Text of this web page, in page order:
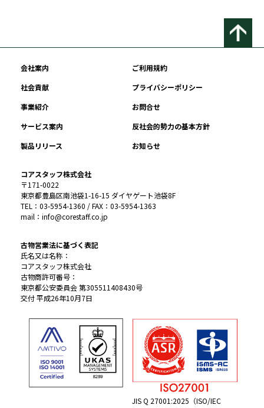
会社案内
ご利用規約
社会貢献
プライバシーポリシー
事業紹介
お問合せ
サービス案内
反社会的勢力の基本方針
製品リリース
お知らせ
コアスタッフ株式会社
〒171-0022
東京都豊島区南池袋1-16-15 ダイヤゲート池袋8F
TEL：03-5954-1360 / FAX：03-5954-1363
mail：info@corestaff.co.jp
古物営業法に基づく表記
氏名又は名称：
コアスタッフ株式会社
古物商許可番号：
東京都公安委員会 第305511408430号
交付 平成26年10月7日
JIS Q 27001:2025（ISO/IEC